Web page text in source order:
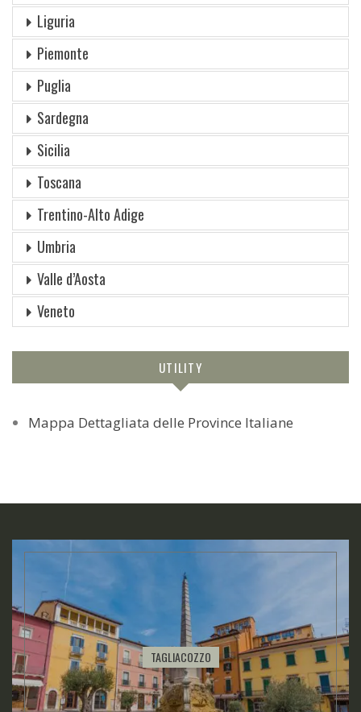
Liguria
Piemonte
Puglia
Sardegna
Sicilia
Toscana
Trentino-Alto Adige
Umbria
Valle d’Aosta
Veneto
UTILITY
Mappa Dettagliata delle Province Italiane
TAGLIACOZZO